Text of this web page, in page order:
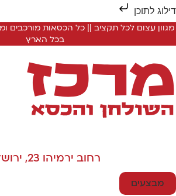
לתוכן
מגוון עצום לכל תקציב || כל הכסאות מורכבים
בכל הארץ
רחוב ירמיהו 23, ירושלים
מבצעים